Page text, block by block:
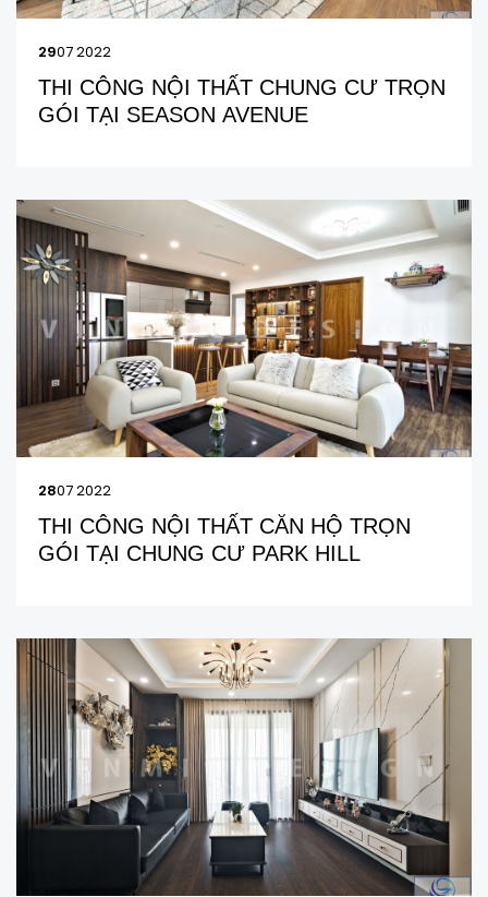
2907 2022
THI CÔNG NỘI THẤT CHUNG CƯ TRỌN
GÓI TẠI SEASON AVENUE
2807 2022
THI CÔNG NỘI THẤT CĂN HỘ TRỌN
GÓI TẠI CHUNG CƯ PARK HILL